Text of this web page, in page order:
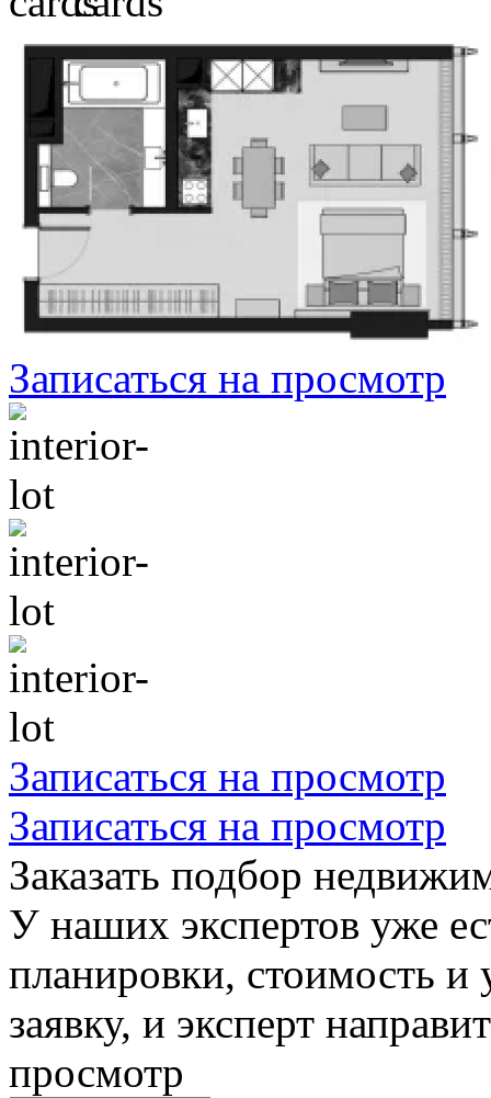
Записаться на просмотр
Записаться на просмотр
Записаться на просмотр
Заказать подбор
У наших экспертов уже
планировки, стоимость и
заявку, и эксперт
просмотр